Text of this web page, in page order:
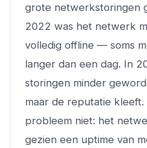
grote netwerkstoringen
2022 was het netwerk
volledig offline — soms
langer dan een dag. In
storingen minder
maar de reputatie
probleem niet: het
gezien een uptime van